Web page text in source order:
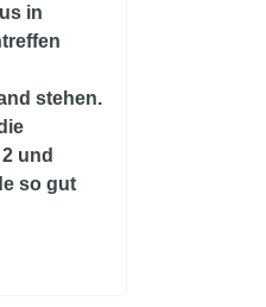
in
stehen.
und
so gut